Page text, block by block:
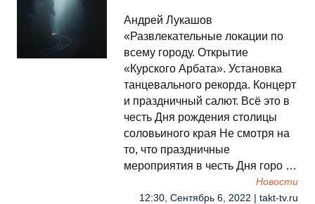
Андрей Лукашов
«Развлекательные локации по
всему городу. Открытие
«Курского Арбата». Установка
танцевального рекорда. Концерт
и праздничный салют. Всё это в
честь Дня рождения столицы
соловьиного края Не смотря на
то, что праздничные
мероприятия в честь Дня горо …
Новости
12:30, Сентябрь 6, 2022 | takt-tv.ru